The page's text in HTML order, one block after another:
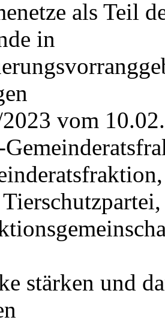
als Teil
in
vom
stärken und